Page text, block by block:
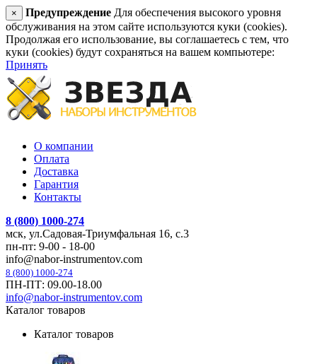
× Предупреждение Для обеспечения высокого уровня
обслуживания на этом сайте используются куки (cookies).
Продолжая его использование, вы соглашаетесь с тем, что
куки (cookies) будут сохраняться на вашем компьютере:
Принять
О компании
Оплата
Доставка
Гарантия
Контакты
8 (800) 1000-274
мск, ул.Садовая-Триумфальная 16, с.3
пн-пт: 9-00 - 18-00
info@nabor-instrumentov.com
8 (800) 1000-274
ПН-ПТ: 09.00-18.00
info@nabor-instrumentov.com
Каталог товаров
Каталог товаров